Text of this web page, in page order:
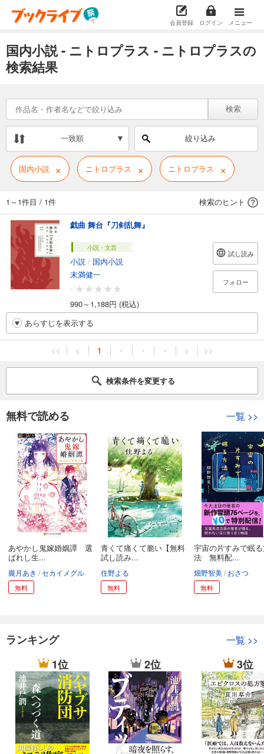
会員登録 ログイン メニュー
国内小説 - ニトロプラス - ニトロプラスの
検索結果
検索
一致順 絞り込み
国内小説 × ニトロプラス × ニトロプラス ×
1～1件目 / 1件 検索のヒント
戯曲 舞台『刀剣乱舞』
小説・文芸
小説 / 国内小説
末満健一
-
990～1,188円 (税込)
試し読み
フォロー
あらすじを表示する
<< < 1 ・ ・ ・ > >>
検索条件を変更する
無料で読める 一覧 >>
あやかし鬼嫁婚姻譚 選
ばれし生...
朧月あき セカイメグル
無料
青くて痛くて脆い【無料
試し読み...
住野よる
無料
宇宙の片すみで眠
法 無料配...
畑野智美 おさつ
無料
ランキング 一覧 >>
1位 2位 3位